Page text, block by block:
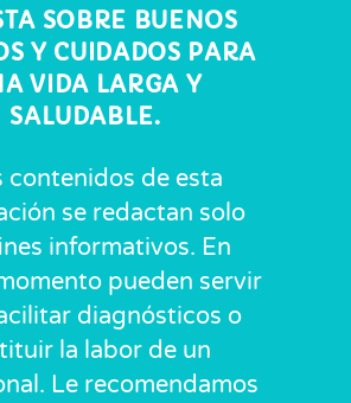
SOBRE BUENOS
Y CUIDADOS PARA
VIDA LARGA Y
SALUDABLE.
contenidos de esta
se redactan solo
informativos. En
pueden servir
diagnósticos o
la labor de un
Le recomendamos